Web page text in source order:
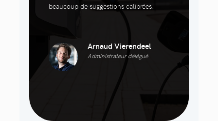
beaucoup de suggestions calibrées.
Arnaud Vierendeel
Administrateur délégué